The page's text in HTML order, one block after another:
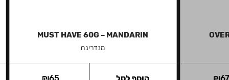
MUST HAVE 60G – MANDARIN
מנדרינה